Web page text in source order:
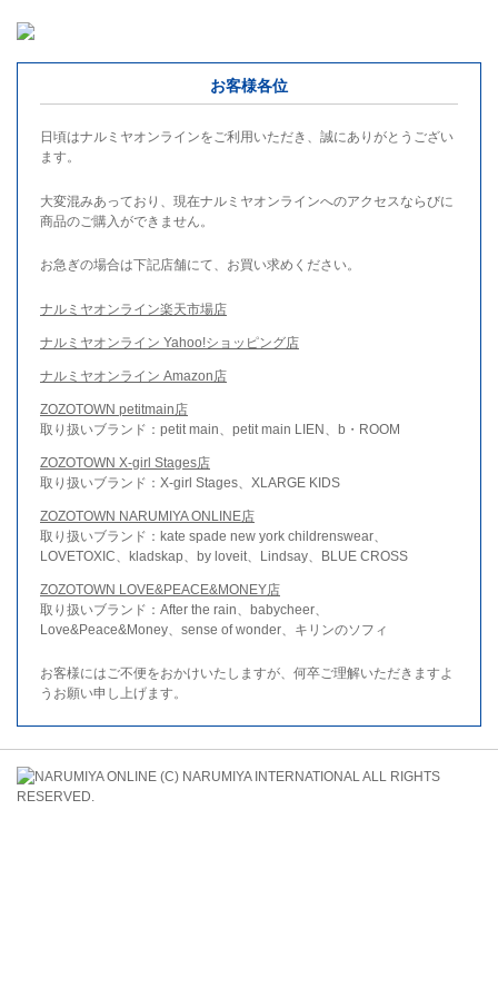
お客様各位
日頃はナルミヤオンラインをご利用いただき、誠にありがとうござい
ます。
大変混みあっており、現在ナルミヤオンラインへのアクセスならびに
商品のご購入ができません。
お急ぎの場合は下記店舗にて、お買い求めください。
ナルミヤオンライン楽天市場店
ナルミヤオンライン Yahoo!ショッピング店
ナルミヤオンライン Amazon店
ZOZOTOWN petitmain店
取り扱いブランド：petit main、petit main LIEN、b・ROOM
ZOZOTOWN X-girl Stages店
取り扱いブランド：X-girl Stages、XLARGE KIDS
ZOZOTOWN NARUMIYA ONLINE店
取り扱いブランド：kate spade new york childrenswear、
LOVETOXIC、kladskap、by loveit、Lindsay、BLUE CROSS
ZOZOTOWN LOVE&PEACE&MONEY店
取り扱いブランド：After the rain、babycheer、
Love&Peace&Money、sense of wonder、キリンのソフィ
お客様にはご不便をおかけいたしますが、何卒ご理解いただきますよ
うお願い申し上げます。